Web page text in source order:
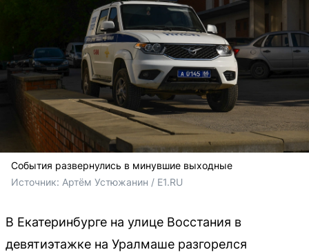
События развернулись в минувшие выходные
Источник: Артём Устюжанин / E1.RU
В Екатеринбурге на улице Восстания в
девятиэтажке на Уралмаше разгорелся